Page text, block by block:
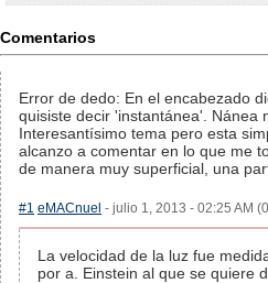
Comentarios
Error de dedo: En el encabezado
quisiste decir 'instantánea'. Nánea
Interesantísimo tema pero esta
alcanzo a comentar en lo que me
de manera muy superficial, una
#1 eMACnuel - julio 1, 2013 - 02:25 AM
La velocidad de la luz fue
por a. Einstein al que se quiere